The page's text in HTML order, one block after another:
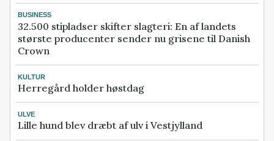
BUSINESS
32.500 stipladser skifter slagteri: En af landets
største producenter sender nu grisene til Danish
Crown
KULTUR
Herregård holder høstdag
ULVE
Lille hund blev dræbt af ulv i Vestjylland